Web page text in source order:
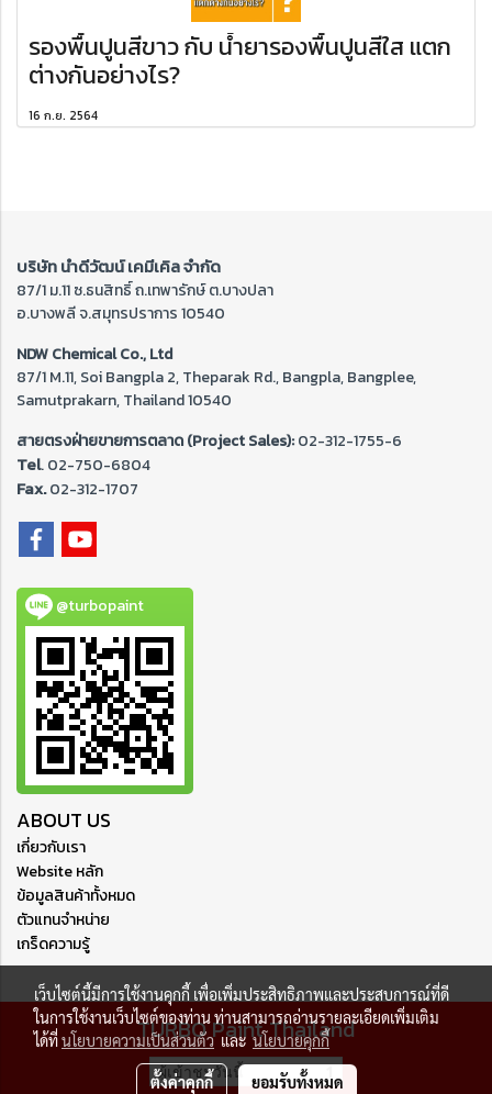
รองพื้นปูนสีขาว กับ น้ำยารองพื้นปูนสีใส แตก
ต่างกันอย่างไร?
16 ก.ย. 2564
บริษัท นำดีวัฒน์ เคมีเคิล จำกัด
87/1 ม.11 ซ.ธนสิทธิ์ ถ.เทพารักษ์ ต.บางปลา
อ.บางพลี จ.สมุทรปราการ 10540
NDW Chemical Co., Ltd
87/1 M.11, Soi Bangpla 2, Theparak Rd., Bangpla, Bangplee,
Samutprakarn, Thailand 10540
สายตรงฝ่ายขายการตลาด (Project Sales):02-312-1755-6
Tel. 02-750-6804
Fax.02-312-1707
@turbopaint
ABOUT US
เกี่ยวกับเรา
Website หลัก
ข้อมูลสินค้าทั้งหมด
ตัวแทนจำหน่าย
เกร็ดความรู้
TURBO Paint Thailand
ผู้เข้าชมวันนี้
เว็บไซต์นี้มีการใช้งานคุกกี้ เพื่อเพิ่มประสิทธิภาพและประสบการณ์ที่ดี
ในการใช้งานเว็บไซต์ของท่าน ท่านสามารถอ่านรายละเอียดเพิ่มเติม
ได้ที่นโยบายความเป็นส่วนตัวและนโยบายคุกกี้
ตั้งค่าคุกกี้ ยอมรับทั้งหมด